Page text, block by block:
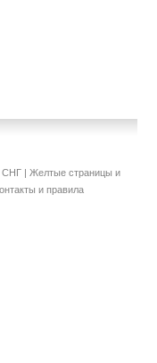
| Желтые страницы и
и правила